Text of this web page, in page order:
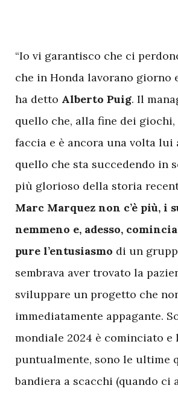
“Io vi garantisco che ci
che in Honda lavorano giorno
ha detto Alberto Puig. Il
quello che, alla fine dei
faccia e è ancora una volta lui
quello che sta succedendo in
più glorioso della storia
Marc Marquez non c’è più, i
nemmeno e, adesso,
pure l’entusiasmo di un
sembrava aver trovato la
sviluppare un progetto che
immediatamente appagante.
mondiale 2024 è cominciato e
puntualmente, sono le ultime
bandiera a scacchi (quando ci